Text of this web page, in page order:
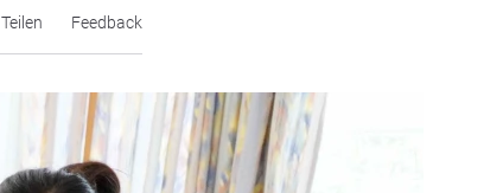
Teilen Feedback